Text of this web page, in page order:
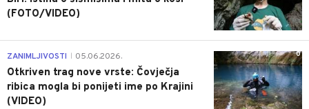
(FOTO/VIDEO)
0
ZANIMLJIVOSTI 05.06.2026.
Otkriven trag nove vrste: Čovječja
ribica mogla bi ponijeti ime po Krajini
(VIDEO)